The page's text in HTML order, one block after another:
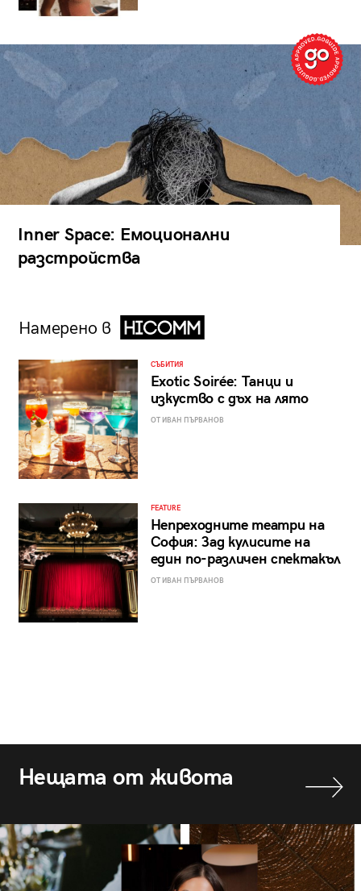
Inner Space: Емоционални
разстройства
Намерено в
СЪБИТИЯ
Exotic Soirée: Танци и
изкуство с дъх на лято
ОТ ИВАН ПЪРВАНОВ
FEATURE
Непреходните театри на
София: Зад кулисите на
един по-различен спектакъл
ОТ ИВАН ПЪРВАНОВ
Нещата от живота